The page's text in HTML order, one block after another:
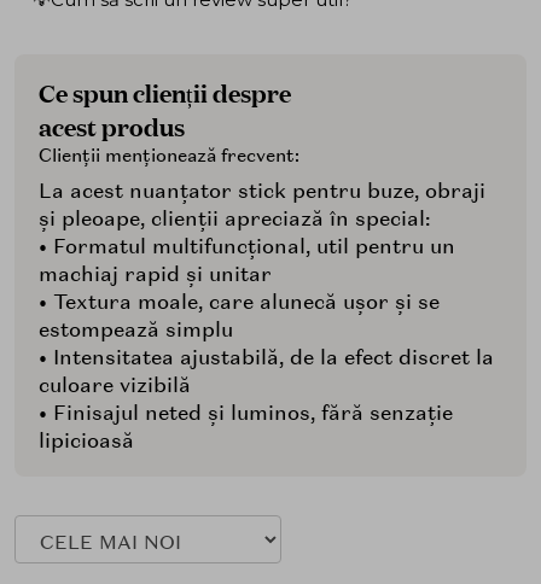
Ce spun clienții despre
acest produs
Clienții menționează frecvent:
La acest nuanțator stick pentru buze, obraji
și pleoape, clienții apreciază în special:
• Formatul multifuncțional, util pentru un
machiaj rapid și unitar
• Textura moale, care alunecă ușor și se
estompează simplu
• Intensitatea ajustabilă, de la efect discret la
culoare vizibilă
• Finisajul neted și luminos, fără senzație
lipicioasă